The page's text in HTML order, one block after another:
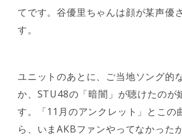
てです。谷優里ちゃんは顔が某声優
す。
ユニットのあとに、ご当地ソング的
か、STU48の「暗闇」が聴けたのが
す。「11月のアンクレット」とこの
ら、いまAKBファンやってなかった